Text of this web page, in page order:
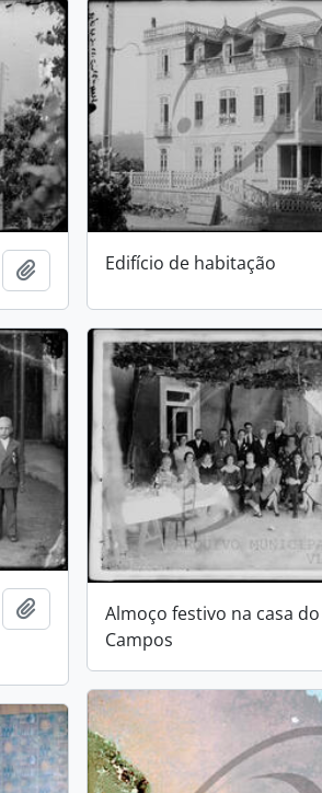
Add to clipboard
Edifício de habitação
Add to clipboard
Almoço festivo na casa do
Campos